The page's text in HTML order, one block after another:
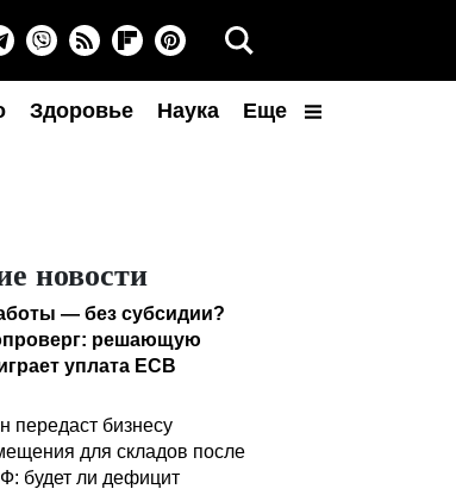
Здоровье Наука Еще
новости
— без субсидии?
решающую
уплата ЕСВ
передаст бизнесу
для складов после
будет ли дефицит